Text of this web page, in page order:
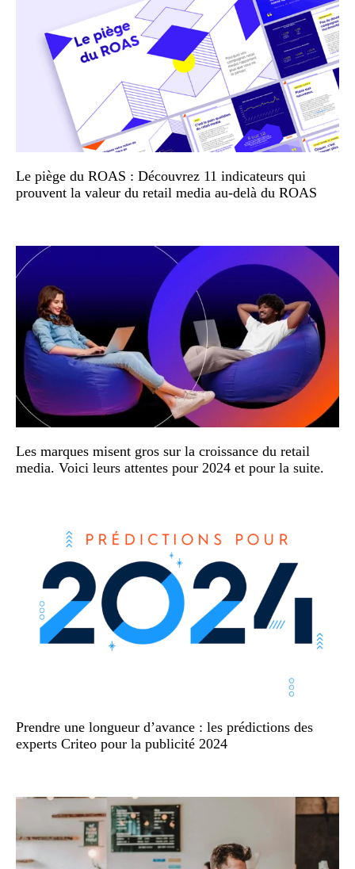
Le piège du ROAS : Découvrez 11 indicateurs qui
prouvent la valeur du retail media au-delà du ROAS
Les marques misent gros sur la croissance du retail
media. Voici leurs attentes pour 2024 et pour la suite.
Prendre une longueur d’avance : les prédictions des
experts Criteo pour la publicité 2024